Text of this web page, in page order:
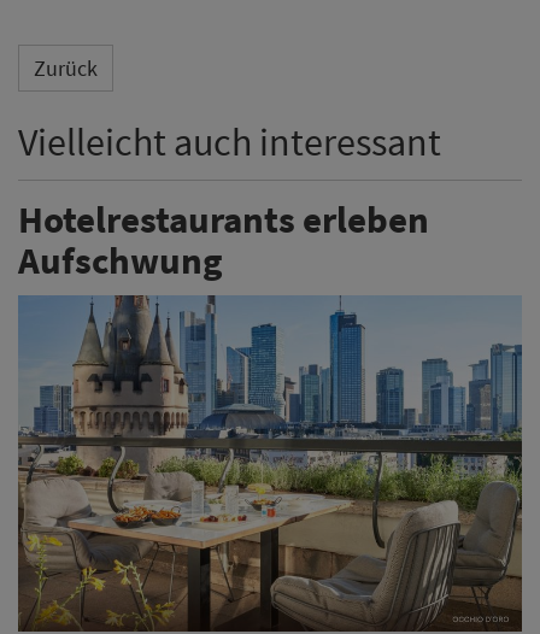
Zurück
Vielleicht auch interessant
Hotelrestaurants erleben
Aufschwung